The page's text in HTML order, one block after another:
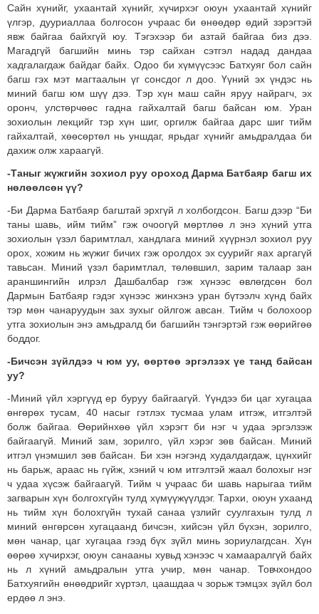
Сайн хүнийг, ухаантай хүнийг, хүчирхэг оюун ухаантай хүнийг
үлгэр, дууриаллаа болгосон учраас би өнөөдөр өдий зэрэгтэй
явж байгаа байхгүй юу. Тэгэхээр би азтай байгаа биз дээ.
Магадгүй багшийн минь тэр сайхан сэтгэл надад дандаа
хадгалагдаж байдаг байх. Одоо би хүмүүсээс Батхуяг бол сайн
багш гэх мэт магтаалын үг сонсдог л доо. Үүний эх үндэс нь
миний багш юм шүү дээ. Тэр хүн маш сайн яруу найрагч, эх
оронч, улстөрчөөс гадна гайхалтай багш байсан юм. Уран
зохиолын лекцийг тэр хүн шиг, оргилж байгаа дарс шиг тийм
гайхалтай, хөөсөртөл нь уншдаг, ярьдаг хүнийг амьдралдаа би
дахиж олж хараагүй.
-Таныг жүжгийн зохиол руу ороход Дарма Батбаяр багш их
нөлөөлсөн үү?
-Би Дарма Батбаяр багштай эрхгүй л холбогдсон. Багш дээр “Би
таны шавь, ийм тийм” гэж очоогүй мөртлөө л энэ хүний утга
зохиолын үзэл баримтлал, хандлага миний хүүрнэл зохиол руу
орох, хожим нь жүжиг бичих гэж оролдох эх суурийг яах аргагүй
тавьсан. Миний үзэл баримтлал, төлөвшил, зарим талаар зан
араншингийн илрэл Дашбалбар гэж хүнээс өвлөгдсөн бол
Дармын Батбаяр гэдэг хүнээс жинхэнэ уран бүтээлч хүнд байх
тэр мөн чанаруудын зах зухыг ойлгож авсан. Тийм ч болохоор
утга зохиолын энэ амьдралд би багшийн тэнгэртэй гэж өөрийгөө
боддог.
-Бичсэн зүйлдээ ч юм уу, өөртөө эргэлзэх үе танд байсан
уу?
-Миний үйл хэргүүд ер буруу байгаагүй. Үүндээ би цаг хугацаа
өнгөрөх тусам, 40 насыг гэтлэх тусмаа улам итгэж, итгэлтэй
болж байгаа. Өөрийнхөө үйл хэрэгт би нэг ч удаа эргэлзэж
байгаагүй. Миний зам, зорилго, үйл хэрэг зөв байсан. Миний
итгэл үнэмшил зөв байсан. Би хэн нэгэнд худалдагдаж, цүнхийг
нь барьж, араас нь гүйж, хэний ч юм итгэлтэй жаал болохыг нэг
ч удаа хүсэж байгаагүй. Тийм ч учраас би шавь нарыгаа тийм
загварын хүн болгохгүйн тулд хүмүүжүүлдэг. Тархи, оюун ухаанд
нь тийм хүн болохгүйн тухай санаа үзлийг суулгахын тулд л
миний өнгөрсөн хугацаанд бичсэн, хийсэн үйл бүхэн, зорилго,
мөн чанар, цаг хугацаа гээд бүх зүйл минь зориулагдсан. Хүн
өөрөө хүчирхэг, оюун санааны хувьд хэнээс ч хамааралгүй байх
нь л хүний амьдралын утга учир, мөн чанар. Товчхондоо
Батхуягийн өнөөдрийг хүртэл, цаашдаа ч зорьж тэмцэх зүйл бол
ердөө л энэ.